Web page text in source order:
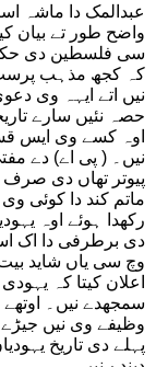
عبدالمک دا ماشہ
واضح طور تے بیان
سی فلسطین دی
کہ کجھ مذہب پرست
نیں اتے ایہہ وی
حصہ نئیں سارے
اوہ کسے وی ایس
نیں۔ ( پی اے) دے
پیوتر تھاں دی صرف
ماتم کند دا کوئی وی
رکھدا ہوئے اوہ
دی برطرفی دا اک
وچ سی یاں شاید
اعلان کیتا کہ
سمجھدے نیں۔
وظیفے وی نیں
پہلے دی تاریخ